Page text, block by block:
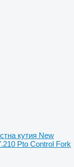
кутия New
Pto Control Fork